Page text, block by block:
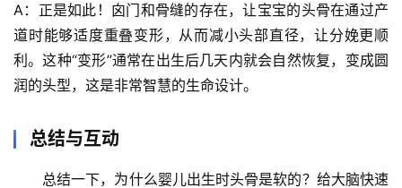
A：正是如此！囟门和骨缝的存在，让宝宝的头骨在通过产
道时能够适度重叠变形，从而减小头部直径，让分娩更顺
利。这种“变形”通常在出生后几天内就会自然恢复，变成圆
润的头型，这是非常智慧的生命设计。
总结与互动
总结一下， 为什么婴儿出生时头骨是软的？给大脑快速